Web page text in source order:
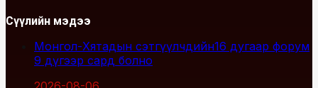
Сүүлийн мэдээ
Монгол-Хятадын сэтгүүлчдийн16 дугаар форум
9 дүгээр сард болно